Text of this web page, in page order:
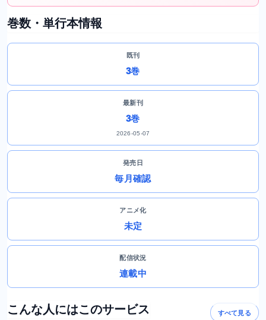
巻数・単行本情報
既刊
3巻
最新刊
3巻
2026-05-07
発売日
毎月確認
アニメ化
未定
配信状況
連載中
こんな人にはこのサービス すべて見る